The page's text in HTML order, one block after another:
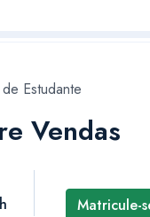
Estudante
Vendas
Matricule-